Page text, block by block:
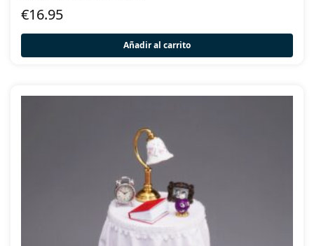
€16.95
Añadir al carrito